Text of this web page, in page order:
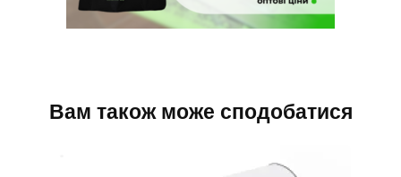
Вам також може сподобатися